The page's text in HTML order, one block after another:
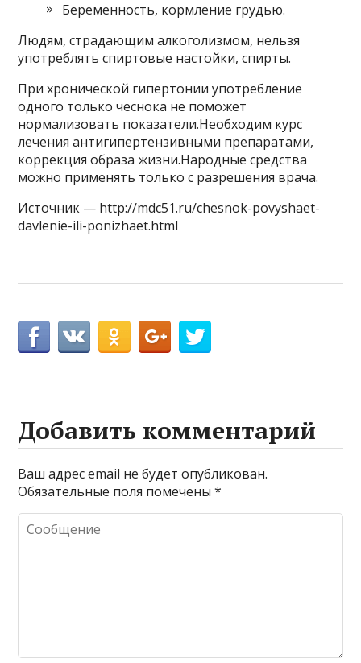
Беременность, кормление грудью.
Людям, страдающим алкоголизмом, нельзя
употреблять спиртовые настойки, спирты.
При хронической гипертонии употребление
одного только чеснока не поможет
нормализовать показатели.Необходим курс
лечения антигипертензивными препаратами,
коррекция образа жизни.Народные средства
можно применять только с разрешения врача.
Источник — http://mdc51.ru/chesnok-povyshaet-
davlenie-ili-ponizhaet.html
Добавить комментарий
Ваш адрес email не будет опубликован.
Обязательные поля помечены*